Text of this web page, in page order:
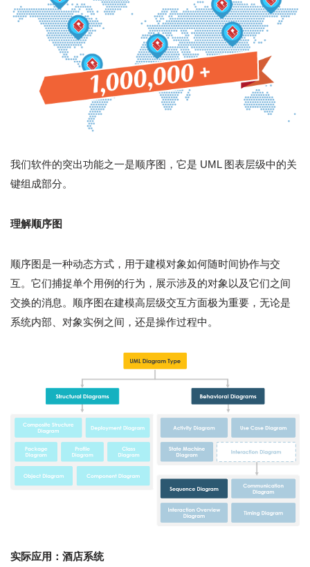
我们软件的突出功能之一是顺序图，它是 UML 图表层级中的关
键组成部分。
理解顺序图
顺序图是一种动态方式，用于建模对象如何随时间协作与交
互。它们捕捉单个用例的行为，展示涉及的对象以及它们之间
交换的消息。顺序图在建模高层级交互方面极为重要，无论是
系统内部、对象实例之间，还是操作过程中。
实际应用：酒店系统